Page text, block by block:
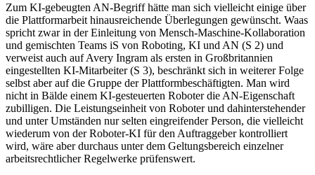
Zum KI-gebeugten AN-Begriff hätte man sich vielleicht einige über
die Plattformarbeit hinausreichende Überlegungen gewünscht. Waas
spricht zwar in der Einleitung von Mensch-Maschine-Kollaboration
und gemischten Teams iS von Roboting, KI und AN (S 2) und
verweist auch aufAvery Ingram als ersten in Großbritannien
eingestellten KI-Mitarbeiter (S 3), beschränkt sich in weiterer Folge
selbst aber auf die Gruppe der Plattformbeschäftigten. Man wird
nicht in Bälde einem KI-gesteuerten Roboter die AN-Eigenschaft
zubilligen. Die Leistungseinheit von Roboter und dahinterstehender
und unter Umständen nur selten eingreifender Person, die vielleicht
wiederum von der Roboter-KI für den Auftraggeber kontrolliert
wird, wäre aber durchaus unter dem Geltungsbereich einzelner
arbeitsrechtlicher Regelwerke prüfenswert.